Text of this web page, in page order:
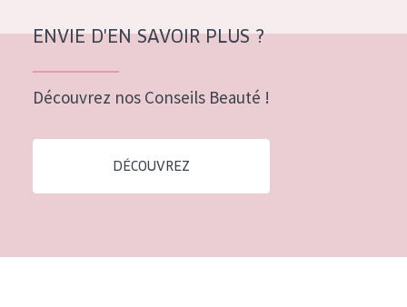
Peau mixte ou grasse
Peau ménopausée
ÂGE :
ENVIE D'EN SAVOIR PLUS ?
Découvrez nos Conseils Beauté !
DÉCOUVREZ